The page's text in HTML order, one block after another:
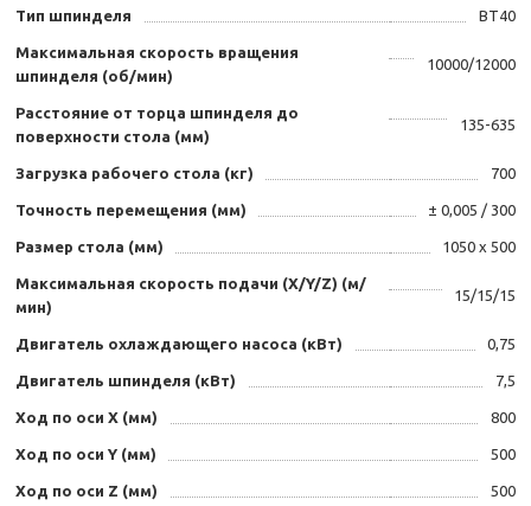
Тип шпинделя BT40
Максимальная скорость вращения
шпинделя (об/мин)
10000/12000
Расстояние от торца шпинделя до
поверхности стола (мм)
135-635
Загрузка рабочего стола (кг) 700
Точность перемещения (мм) ± 0,005 / 300
Размер стола (мм) 1050 х 500
Максимальная скорость подачи (Х/Y/Z) (м/
мин)
15/15/15
Двигатель охлаждающего насоса (кВт) 0,75
Двигатель шпинделя (кВт) 7,5
Ход по оси X (мм) 800
Ход по оси Y (мм) 500
Ход по оси Z (мм) 500